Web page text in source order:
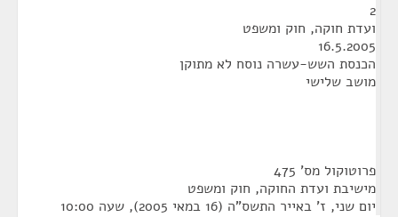
2
ועדת חוקה, חוק ומשפט
16.5.2005
הכנסת השש-עשרה נוסח לא מתוקן
מושב שלישי
פרוטוקול מס' 475
מישיבת ועדת החוקה, חוק ומשפט
יום שני, ז' באייר התשס"ה (16 במאי 2005), שעה 10:00